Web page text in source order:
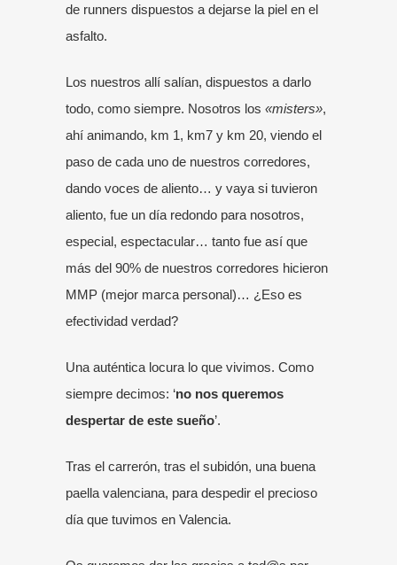
de runners dispuestos a dejarse la piel en el
asfalto.
Los nuestros allí salían, dispuestos a darlo
todo, como siempre. Nosotros los «misters»,
ahí animando, km 1, km7 y km 20, viendo el
paso de cada uno de nuestros corredores,
dando voces de aliento… y vaya si tuvieron
aliento, fue un día redondo para nosotros,
especial, espectacular… tanto fue así que
más del 90% de nuestros corredores hicieron
MMP (mejor marca personal)… ¿Eso es
efectividad verdad?
Una auténtica locura lo que vivimos. Como
siempre decimos: ‘no nos queremos
despertar de este sueño’.
Tras el carrerón, tras el subidón, una buena
paella valenciana, para despedir el precioso
día que tuvimos en Valencia.